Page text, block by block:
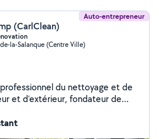
Auto-entrepreneur
(CarlClean)
la-Salanque (Centre Ville)
et d'extérieur, fondateur de
et efficacité, sur tout type